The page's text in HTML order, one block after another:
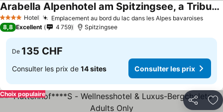
4 Étoiles Hotel Emplacement au bord du lac dans les Alpes bavaroises
Arabella Alpenhotel am Spitzingsee, a Tribute Portfolio Hotel
Consulter les prix
8,8 Excellent 4 759 Spitzingsee
De 135 CHF
Consulter les prix de 14 sites Consulter les prix
Partager
Choix populaire